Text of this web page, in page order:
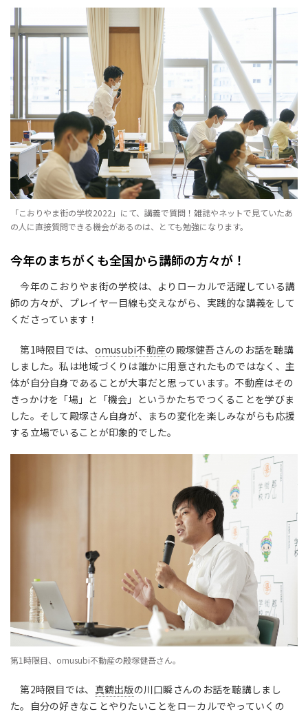
「こおりやま街の学校2022」にて、講義で質問！雑誌やネットで見ていたあ
の人に直接質問できる機会があるのは、とても勉強になります。
今年のまちがくも全国から講師の方々が！
今年のこおりやま街の学校は、よりローカルで活躍している講
師の方々が、プレイヤー目線も交えながら、実践的な講義をして
くださっています！
第1時限目では、 omusubi不動産の殿塚健吾さんのお話を聴講
しました。私は地域づくりは誰かに用意されたものではなく、主
体が自分自身であることが大事だと思っています。不動産はその
きっかけを「場」と「機会」というかたちでつくることを学びま
した。そして殿塚さん自身が、まちの変化を楽しみながらも応援
する立場でいることが印象的でした。
第1時限目、omusubi不動産の殿塚健吾さん。
第2時限目では、 真鶴出版の川口瞬さんのお話を聴講しまし
た。自分の好きなことやりたいことをローカルでやっていくの